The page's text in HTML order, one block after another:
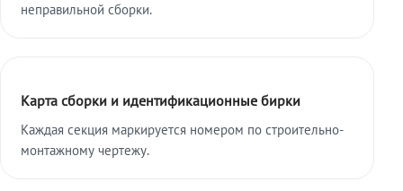
неправильной сборки.
Карта сборки и идентификационные бирки
Каждая секция маркируется номером по строительно-
монтажному чертежу.